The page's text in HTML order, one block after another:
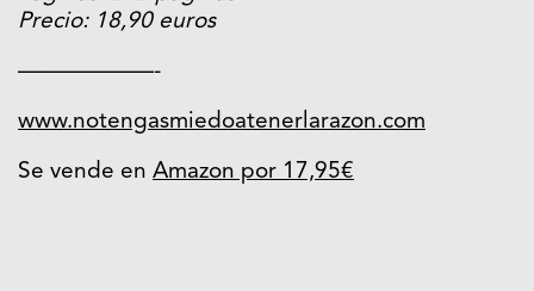
Precio: 18,90 euros
——————-
www.notengasmiedoatenerlarazon.com
Se vende en Amazon por 17,95€